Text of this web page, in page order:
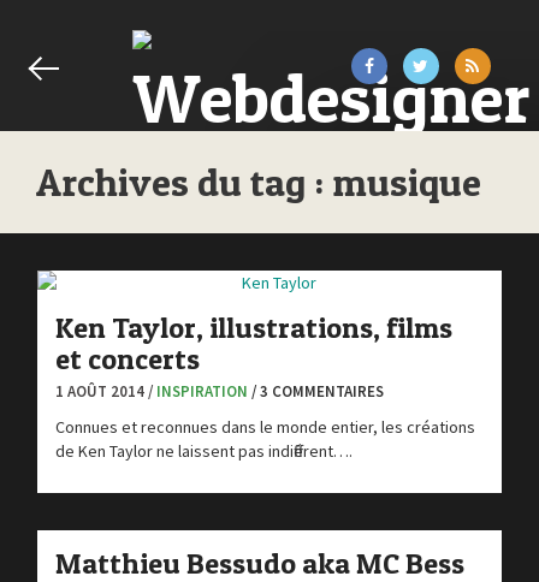
Archives du tag : musique
Ken Taylor, illustrations, films
et concerts
1 AOÛT 2014 / INSPIRATION / 3 COMMENTAIRES
Connues et reconnues dans le monde entier, les créations
de Ken Taylor ne laissent pas indifférent….
Matthieu Bessudo aka MC Bess